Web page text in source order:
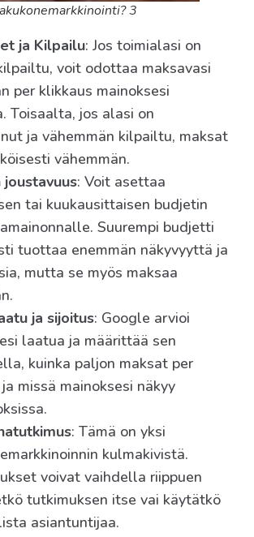
3
ja Kilpailu: Jos toimialasi on
voit odottaa maksavasi
per klikkaus mainoksesi
Toisaalta, jos alasi on
ja vähemmän kilpailtu, maksat
vähemmän.
joustavuus: Voit asettaa
tai kuukausittaisen budjetin
Suurempi budjetti
tuottaa enemmän näkyvyyttä ja
mutta se myös maksaa
ja sijoitus: Google arvioi
laatua ja määrittää sen
kuinka paljon maksat per
missä mainoksesi näkyy
: Tämä on yksi
kulmakivistä.
voivat vaihdella riippuen
tutkimuksen itse vai käytätkö
asiantuntijaa.